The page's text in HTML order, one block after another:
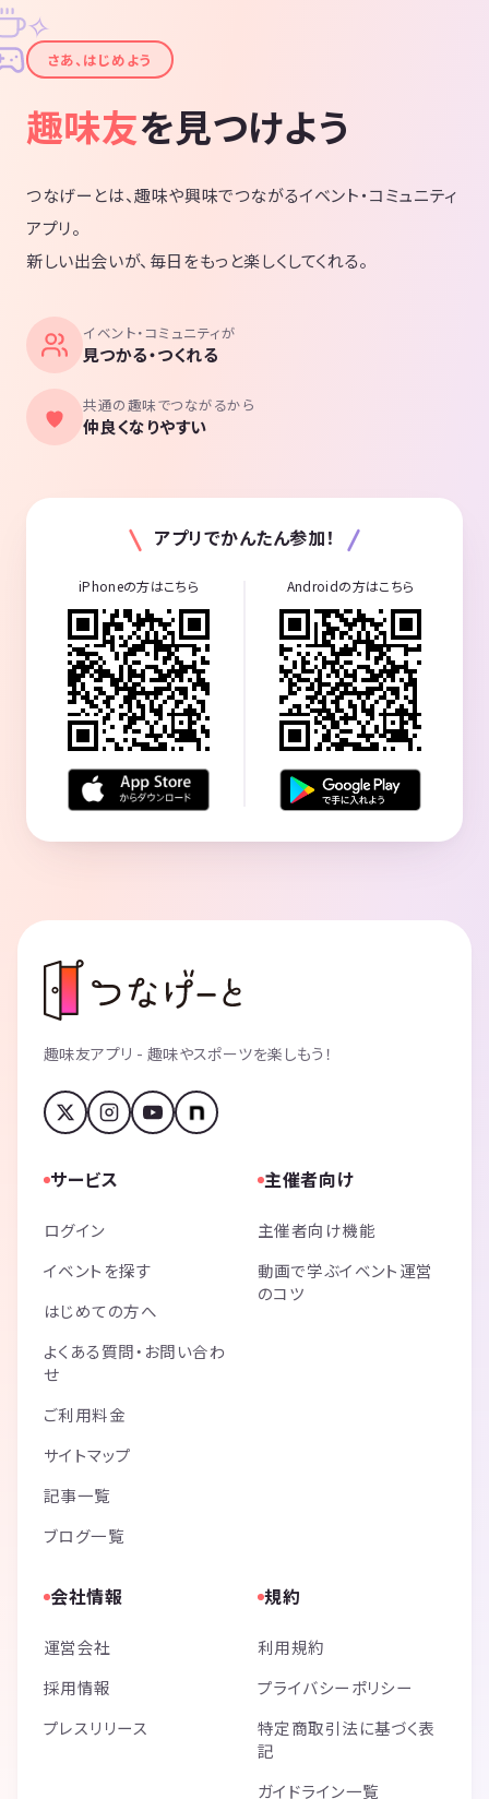
✦
✧
さあ、はじめよう
趣味友を見つけよう
つなげーとは、趣味や興味でつながるイベント・コミュニティ
アプリ。
新しい出会いが、毎日をもっと楽しくしてくれる。
イベント・コミュニティが
見つかる・つくれる
共通の趣味でつながるから
仲良くなりやすい
アプリでかんたん参加！
iPhoneの方はこちら Androidの方はこちら
趣味友アプリ - 趣味やスポーツを楽しもう！
サービス
ログイン
イベントを探す
はじめての方へ
よくある質問・お問い合わ
せ
ご利用料金
サイトマップ
記事一覧
ブログ一覧
主催者向け
主催者向け機能
動画で学ぶイベント運営
のコツ
会社情報
運営会社
採用情報
プレスリリース
規約
利用規約
プライバシーポリシー
特定商取引法に基づく表
記
ガイドライン一覧